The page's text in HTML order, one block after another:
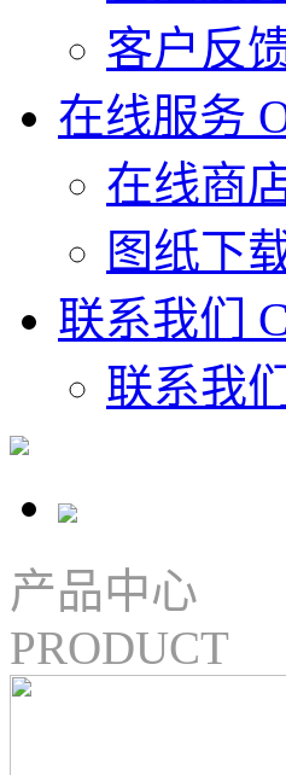
客户反
在线服务
在线商
图纸下
联系我们
联系我们
产品中心
PRODUCT